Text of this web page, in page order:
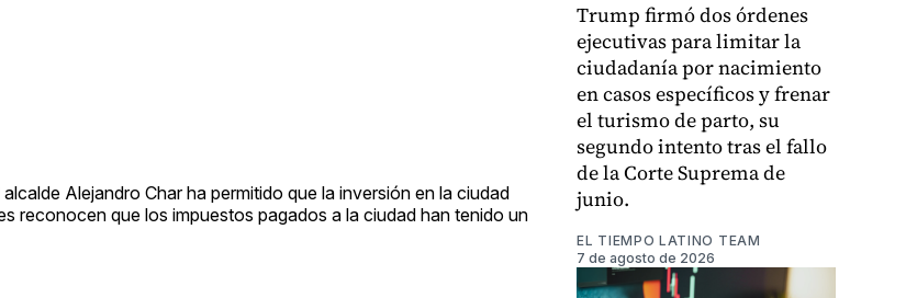
Alejandro Char ha permitido que la inversión en la ciudad
reconocen que los impuestos pagados a la ciudad han tenido un
Trump firmó dos órdenes
ejecutivas para limitar la
ciudadanía por nacimiento
en casos específicos y frenar
el turismo de parto, su
segundo intento tras el fallo
de la Corte Suprema de
junio.
EL TIEMPO LATINO TEAM
7 de agosto de 2026